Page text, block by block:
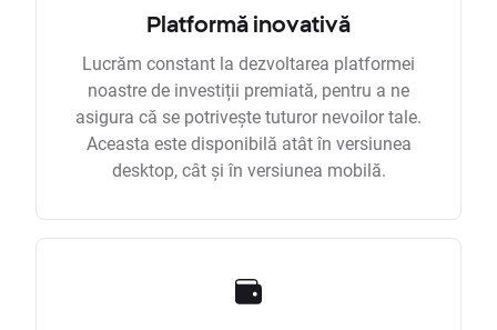
Platformă inovativă
Lucrăm constant la dezvoltarea platformei
noastre de investiții premiată, pentru a ne
asigura că se potrivește tuturor nevoilor tale.
Aceasta este disponibilă atât în versiunea
desktop, cât și în versiunea mobilă.